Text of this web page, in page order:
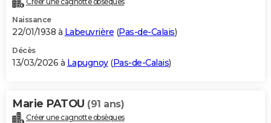
Naissance
22/01/1938 à Labeuvrière (Pas-de-Calais)
Décès
13/03/2026 à Lapugnoy(Pas-de-Calais)
Marie PATOU (91 ans)
Créer une cagnotte obsèques